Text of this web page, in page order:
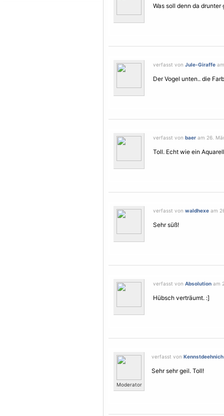
Was soll denn da
verfasst von Jule-Giraffe
DerVogel unten.. die
verfasst von baer am 26.
Toll. Echt wie ein
verfasst von waldhexe am
Sehr süß!
verfasst von Absolution am
Hübsch verträumt. :]
Moderator
verfasst von Kennstdeehnich
Sehr sehr geil. Toll!